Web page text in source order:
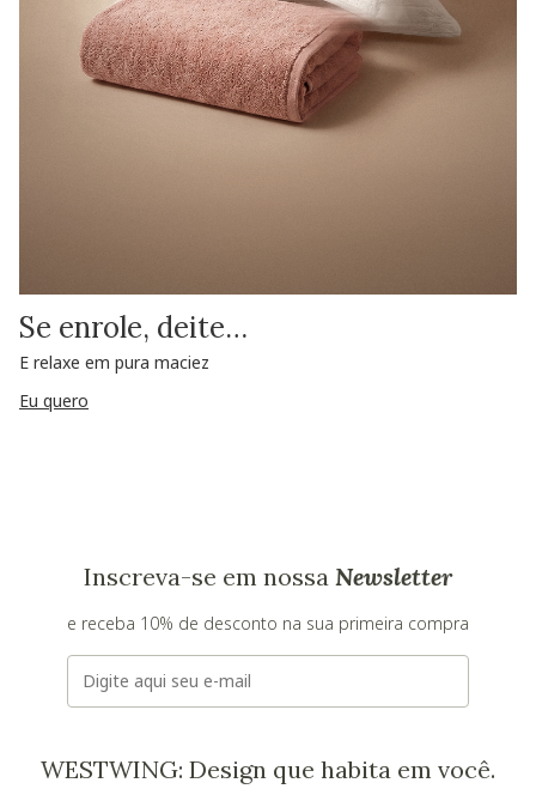
Se enrole, deite…
E relaxe em pura maciez
Eu quero
Inscreva-se em nossa Newsletter
e receba 10% de desconto na sua primeira compra
E-mail
WESTWING: Design que habita em você.